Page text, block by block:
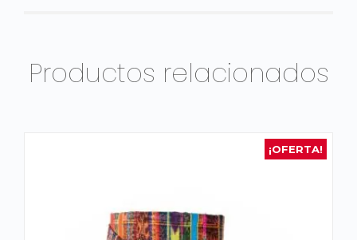
Productos relacionados
¡OFERTA!